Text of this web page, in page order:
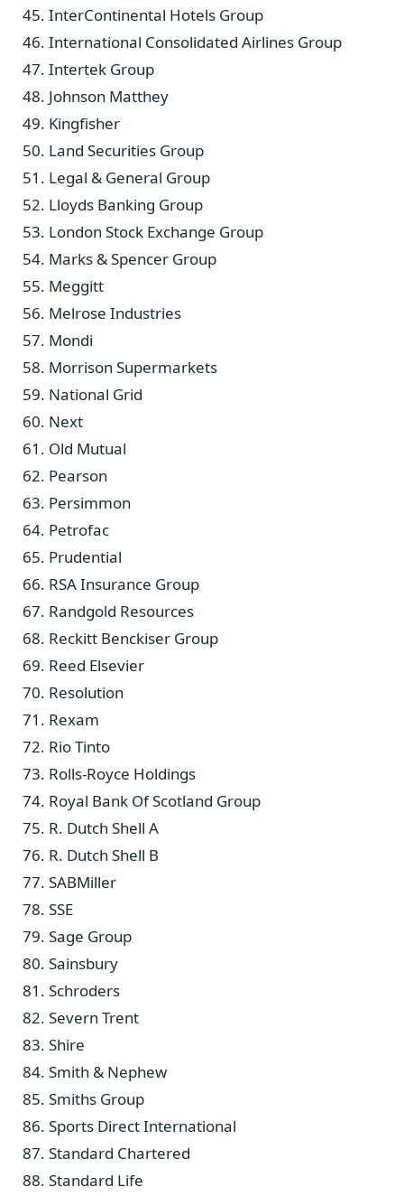
InterContinental Hotels Group
International Consolidated Airlines Group
Intertek Group
Johnson Matthey
Kingfisher
Land Securities Group
Legal & General Group
Lloyds Banking Group
London Stock Exchange Group
Marks & Spencer Group
Meggitt
Melrose Industries
Mondi
Morrison Supermarkets
National Grid
Next
Old Mutual
Pearson
Persimmon
Petrofac
Prudential
RSA Insurance Group
Randgold Resources
Reckitt Benckiser Group
Reed Elsevier
Resolution
Rexam
Rio Tinto
Rolls-Royce Holdings
Royal Bank Of Scotland Group
R. Dutch Shell A
R. Dutch Shell B
SABMiller
SSE
Sage Group
Sainsbury
Schroders
Severn Trent
Shire
Smith & Nephew
Smiths Group
Sports Direct International
Standard Chartered
Standard Life